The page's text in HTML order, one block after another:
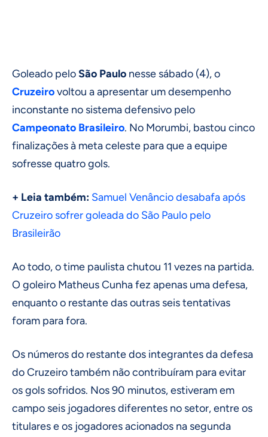
Goleado peloSão Paulo nesse sábado (4), o
Cruzeirovoltou a apresentar um desempenho
inconstante no sistema defensivo pelo
Campeonato Brasileiro. No Morumbi, bastou cinco
finalizações à meta celeste para que a equipe
sofresse quatro gols.
+ Leia também: Samuel Venâncio desabafa após
Cruzeiro sofrer goleada do São Paulo pelo
Brasileirão
Ao todo, o time paulista chutou 11 vezes na partida.
O goleiro Matheus Cunha fez apenas uma defesa,
enquanto o restante das outras seis tentativas
foram para fora.
Os números do restante dos integrantes da defesa
do Cruzeiro também não contribuíram para evitar
os gols sofridos. Nos 90 minutos, estiveram em
campo seis jogadores diferentes no setor, entre os
titulares e os jogadores acionados na segunda